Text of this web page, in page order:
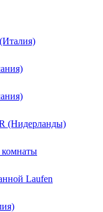
(Нидерланды)
комнаты
Laufen